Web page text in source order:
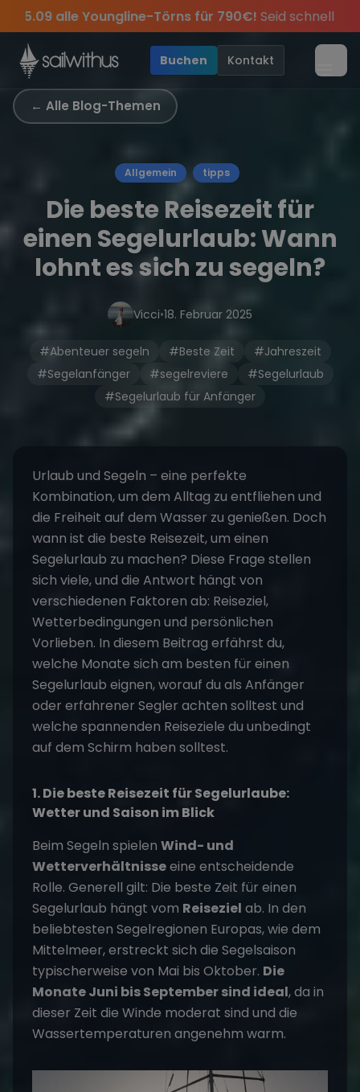
Skip to content
für 790€!Seid schnell und sichert euch die letzten
Sichere Dir jetztDein Meilenbuch und Deine
Angebote mehr Sowie20€ Rabatt auf deinen
sei dabei. Season Closing Party 2026!Die Saison
Buchen Kontakt
← Alle Blog-Themen
Allgemein tipps
Die beste Reisezeit für
einen Segelurlaub: Wann
lohnt es sich zu segeln?
Vicci•18. Februar 2025
#Abenteuer segeln #Beste Zeit
#Jahreszeit
#Segelanfänger
#segelreviere
#Segelurlaub
#Segelurlaub für Anfänger
Urlaub und Segeln – eine perfekte
Kombination, um dem Alltag zu entfliehen und
die Freiheit auf dem Wasser zu genießen. Doch
wann ist die beste Reisezeit, um einen
Segelurlaub zu machen? Diese Frage stellen
sich viele, und die Antwort hängt von
verschiedenen Faktoren ab: Reiseziel,
Wetterbedingungen und persönlichen
Vorlieben. In diesem Beitrag erfährst du,
welche Monate sich am besten für einen
Segelurlaub eignen, worauf du als Anfänger
oder erfahrener Segler achten solltest und
welche spannenden Reiseziele du unbedingt
auf dem Schirm haben solltest.
1. Die beste Reisezeit für Segelurlaube:
Wetter und Saison im Blick
Beim Segeln spielen Wind- und
Wetterverhältnisseeine entscheidende
Rolle. Generell gilt: Die beste Zeit für einen
Segelurlaub hängt vom Reiseziel ab. In den
beliebtesten Segelregionen Europas, wie dem
Mittelmeer, erstreckt sich die Segelsaison
typischerweise von Mai bis Oktober. Die
Monate Juni bis September sind ideal, da in
dieser Zeit die Winde moderat sind und die
Wassertemperaturen angenehm warm.